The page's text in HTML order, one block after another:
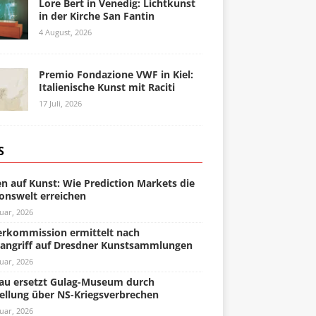
Lore Bert in Venedig: Lichtkunst
in der Kirche San Fantin
4 August, 2026
Premio Fondazione VWF in Kiel:
Italienische Kunst mit Raciti
17 Juli, 2026
auf Kunst: Wie Prediction Markets die
erreichen
2026
ermittelt nach
auf Dresdner Kunstsammlungen
2026
ersetzt Gulag-Museum durch
über NS-Kriegsverbrechen
2026